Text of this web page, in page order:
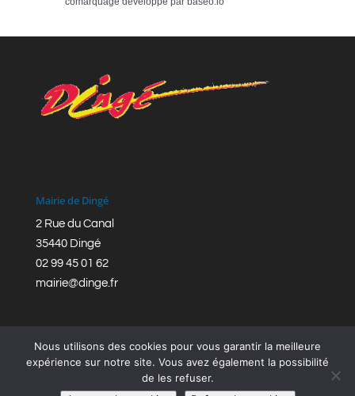
Mairie de Dingé
2 Rue du Canal
35440 Dingé
02 99 45 01 62
mairie@dinge.fr
Réalisation © Mairie de Dingé,Bretagne Romantique
Nous utilisons des cookies pour vous garantir la meilleure
expérience sur notre site. Vous avez également la possibilité
de les refuser.